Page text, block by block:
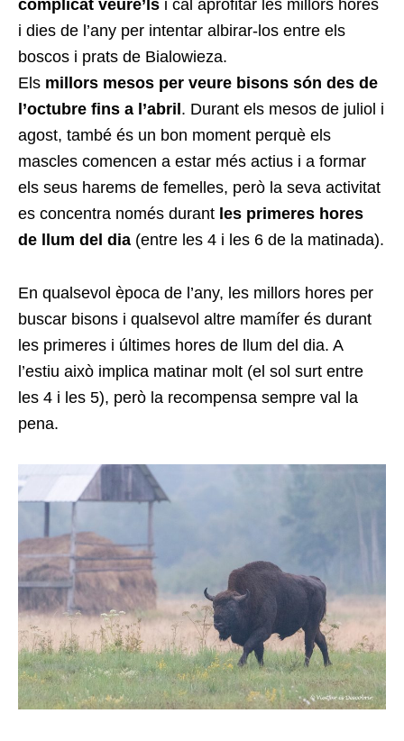
complicat veure’ls i cal aprofitar les millors hores
i dies de l’any per intentar albirar-los entre els
boscos i prats de Bialowieza.
Els millors mesos per veure bisons són des de
l’octubre fins a l’abril. Durant els mesos de juliol i
agost, també és un bon moment perquè els
mascles comencen a estar més actius i a formar
els seus harems de femelles, però la seva activitat
es concentra només durant les primeres hores
de llum del dia (entre les 4 i les 6 de la matinada).
En qualsevol època de l’any, les millors hores per
buscar bisons i qualsevol altre mamífer és durant
les primeres i últimes hores de llum del dia. A
l’estiu això implica matinar molt (el sol surt entre
les 4 i les 5), però la recompensa sempre val la
pena.